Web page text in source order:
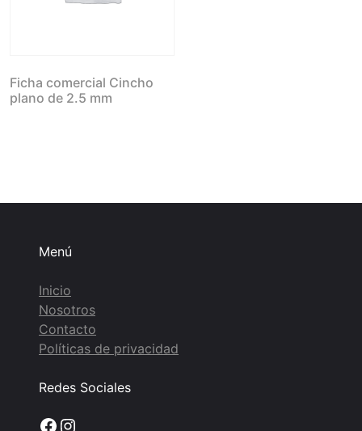
Ficha comercial Cincho
plano de 2.5 mm
Menú
Inicio
Nosotros
Contacto
Políticas de privacidad
Redes Sociales
Facebook
Instagram